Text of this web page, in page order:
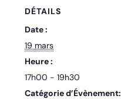
DÉTAILS
Date :
19 mars
Heure :
17h00 - 19h30
Catégorie d’Évènement: